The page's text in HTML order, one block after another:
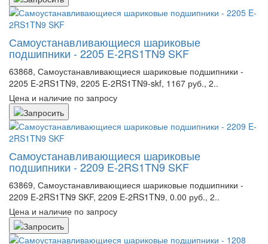
Самоустанавливающиеся шариковые
подшипники - 2205 E-2RS1TN9 SKF
63868, Самоустанавливающиеся шариковые подшипники -
2205 E-2RS1TN9, 2205 E-2RS1TN9-skf, 1167 руб., 2..
Цена и наличие по запросу
Самоустанавливающиеся шариковые
подшипники - 2209 E-2RS1TN9 SKF
63869, Самоустанавливающиеся шариковые подшипники -
2209 E-2RS1TN9 SKF, 2209 E-2RS1TN9, 0.00 руб., 2..
Цена и наличие по запросу